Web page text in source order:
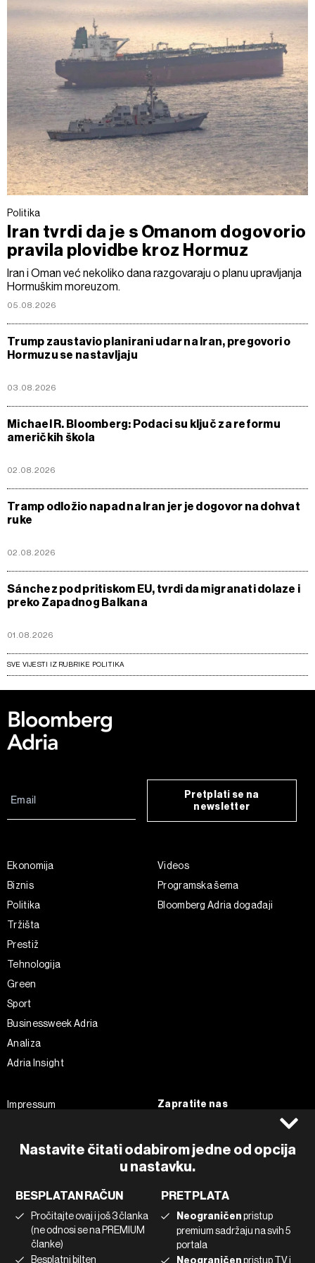
Politika
Iran tvrdi da je s Omanom dogovorio
pravila plovidbe kroz Hormuz
Iran i Oman već nekoliko dana razgovaraju o planu upravljanja
Hormuškim moreuzom.
05.08.2026
Trump zaustavio planirani udar na Iran, pregovori o
Hormuzu se nastavljaju
03.08.2026
Michael R. Bloomberg: Podaci su ključ za reformu
američkih škola
02.08.2026
Tramp odložio napad na Iran jer je dogovor na dohvat
ruke
02.08.2026
Sánchez pod pritiskom EU, tvrdi da migranati dolaze i
preko Zapadnog Balkana
01.08.2026
SVE VIJESTI IZ RUBRIKE POLITIKA
Nastavite čitati odabirom jedne od opcija
u nastavku.
BESPLATAN RAČUN
Pročitajte ovaj i još 3 članka
(ne odnosi se na PREMIUM
članke)
Besplatni bilten
PRETPLATA
Neograničenpristup
premium sadržaju na svih 5
portala
Neograničenpristup TV i
Pretplati se na
newsletter
Ekonomija
Biznis
Politika
Tržišta
Prestiž
Tehnologija
Green
Sport
Businessweek Adria
Analiza
Adria Insight
Videos
Programska šema
Bloomberg Adria događaji
Impressum
Pravila privatnosti
Korištenje umjetne inteligencije
Zapratite nas
Instagram
Twitter
Tiktok
©2022 - 2026 Bloomberg L.P. All Rights Reserved. BLOOMBERG and